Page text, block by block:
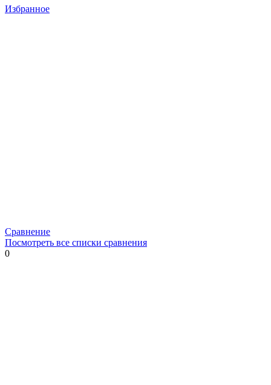
Избранное
Сравнение
Посмотреть все списки сравнения
0